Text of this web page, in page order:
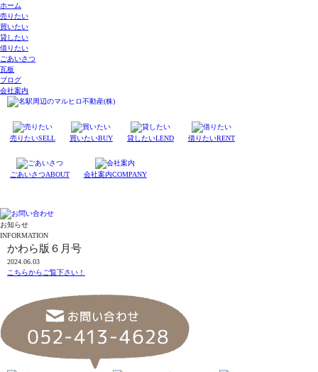
ホーム
売りたい
買いたい
貸したい
借りたい
ごあいさつ
瓦板
ブログ
会社案内
売りたいSELL 買いたいBUY 貸したいLEND 借りたいRENT
ごあいさつABOUT 会社案内COMPANY
お知らせ
INFORMATION
かわら版６月号
2024.06.03
こちらからご覧下さい！